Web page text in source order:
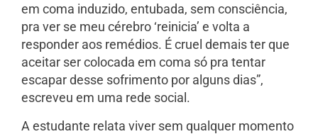
em coma induzido, entubada, sem consciência,
pra ver se meu cérebro ‘reinicia’ e volta a
responder aos remédios. É cruel demais ter que
aceitar ser colocada em coma só pra tentar
escapar desse sofrimento por alguns dias”,
escreveu em uma rede social.
A estudante relata viver sem qualquer momento